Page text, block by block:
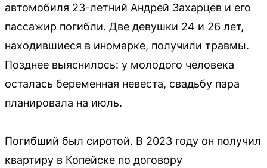
автомобиля 23-летний Андрей Захарцев и его
пассажир погибли. Две девушки 24 и 26 лет,
находившиеся в иномарке, получили травмы.
Позднее выяснилось: у молодого человека
осталась беременная невеста, свадьбу пара
планировала на июль.
Погибший был сиротой. В 2023 году он получил
квартиру в Копейске по договору